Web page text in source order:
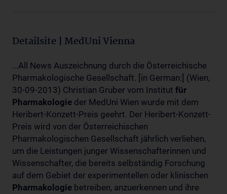
Detailsite | MedUni Vienna
...All News Auszeichnung durch die Österreichische
Pharmakologische Gesellschaft. [in German:] (Wien,
30-09-2013) Christian Gruber vom Institut für
Pharmakologie der MedUni Wien wurde mit dem
Heribert-Konzett-Preis geehrt. Der Heribert-Konzett-
Preis wird von der Österreichischen
Pharmakologischen Gesellschaft jährlich verliehen,
um die Leistungen junger Wissenschafterinnen und
Wissenschafter, die bereits selbständig Forschung
auf dem Gebiet der experimentellen oder klinischen
Pharmakologie betreiben, anzuerkennen und ihre